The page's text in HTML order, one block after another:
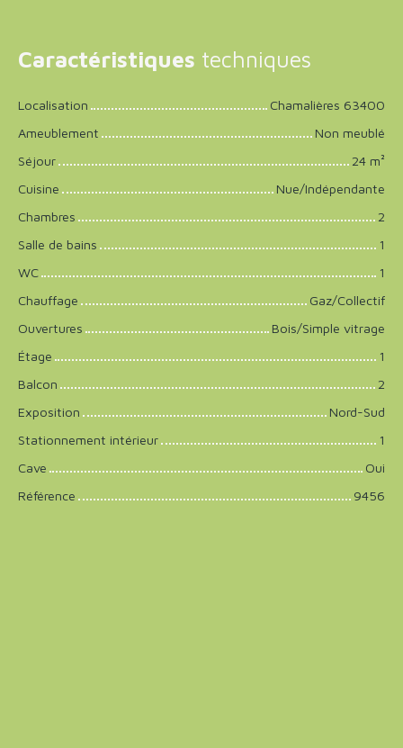
Caractéristiques techniques
Localisation
Chamalières 63400
Ameublement
Non meublé
Séjour
24 m²
Cuisine
Nue/Indépendante
Chambres
2
Salle de bains
1
WC
1
Chauffage
Gaz/Collectif
Ouvertures
Bois/Simple vitrage
Étage
1
Balcon
2
Exposition
Nord-Sud
Stationnement intérieur
1
Cave
Oui
Référence
9456